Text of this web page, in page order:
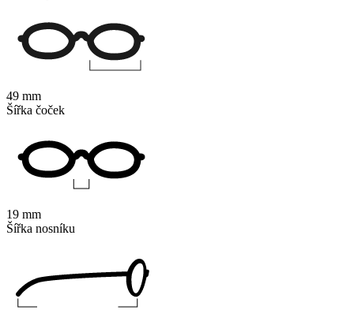
49 mm
Šířka čoček
19 mm
Šířka nosníku